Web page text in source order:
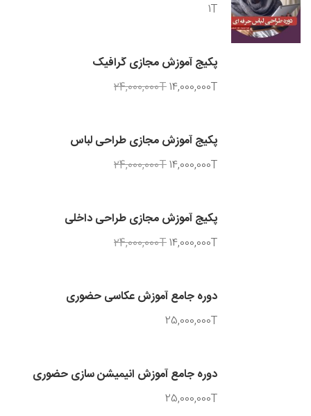
1T
پکیج آموزش مجازی گرافیک
24,000,000T14,000,000T
پکیج آموزش مجازی طراحی لباس
24,000,000T14,000,000T
پکیج آموزش مجازی طراحی داخلی
24,000,000T14,000,000T
دوره جامع آموزش عکاسی حضوری
25,000,000T
دوره جامع آموزش انیمیشن سازی حضوری
25,000,000T